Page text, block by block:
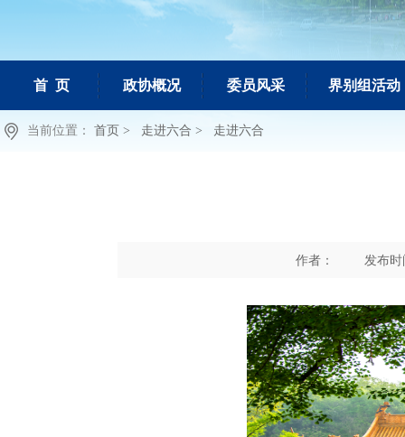
首 页 政协概况 委员风采 界别组活动
当前位置： 首页 > 走进六合 > 走进六合
作者： 发布时